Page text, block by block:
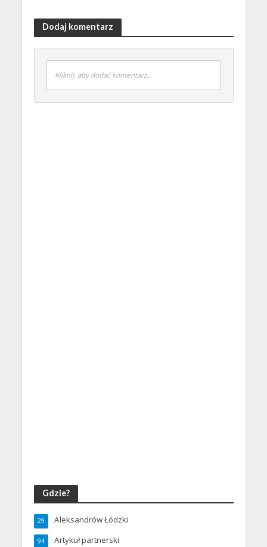
Dodaj komentarz
Kliknij, aby dodać komentarz...
Gdzie?
Aleksandrów Łódzki
29
Artykuł partnerski
94